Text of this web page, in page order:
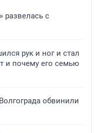
развелась с
рук и ног и стал
и почему его семью
обвинили